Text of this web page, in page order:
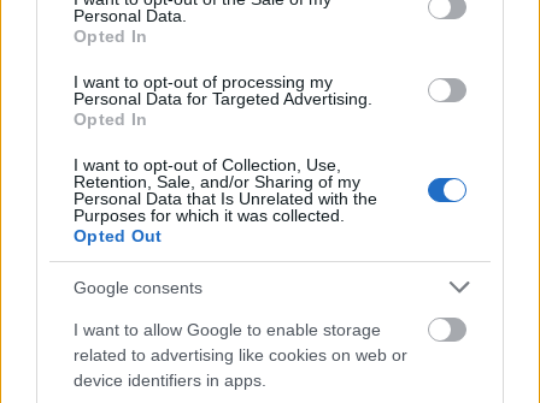
Personal Data.
Opted In
I want to opt-out of processing my
Personal Data for Targeted Advertising.
Opted In
I want to opt-out of Collection, Use,
Retention, Sale, and/or Sharing of my
Personal Data that Is Unrelated with the
Purposes for which it was collected.
Opted Out
Google consents
I want to allow Google to enable storage
related to advertising like cookies on web or
device identifiers in apps.
legsikeresebb és legelegánsabb Anna-bálját
a legelőkelőbb bécsi bálokat is felűlmúlta
eleganciában, jó hangulatban a mostani
úgynevezett kísérő rendezvények is - tette
hozzá.
Debrecen városának díszvendégsége igazi
telitalálat volt, "bőkezű nagy testvérként jött
el" a Balatonhoz és mutatkozott be -
vélekedett a polgármester, hozzátéve: bízik
abban, hogy viszonozni tudják majd a "cívis
város" kedvességét, sikeres füredi